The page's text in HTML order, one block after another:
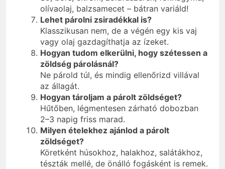
olívaolaj, balzsamecet – bátran variáld!
Lehet párolni zsiradékkal is?
Klasszikusan nem, de a végén egy kis vaj
vagy olaj gazdagíthatja az ízeket.
Hogyan tudom elkerülni, hogy szétessen a
zöldség párolásnál?
Ne párold túl, és mindig ellenőrizd villával
az állagát.
Hogyan tároljam a párolt zöldséget?
Hűtőben, légmentesen zárható dobozban
2–3 napig friss marad.
Milyen ételekhez ajánlod a párolt
zöldséget?
Köretként húsokhoz, halakhoz, salátákhoz,
tészták mellé, de önálló fogásként is remek.